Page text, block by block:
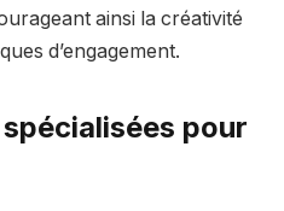
ainsi la créativité
d’engagement.
pour